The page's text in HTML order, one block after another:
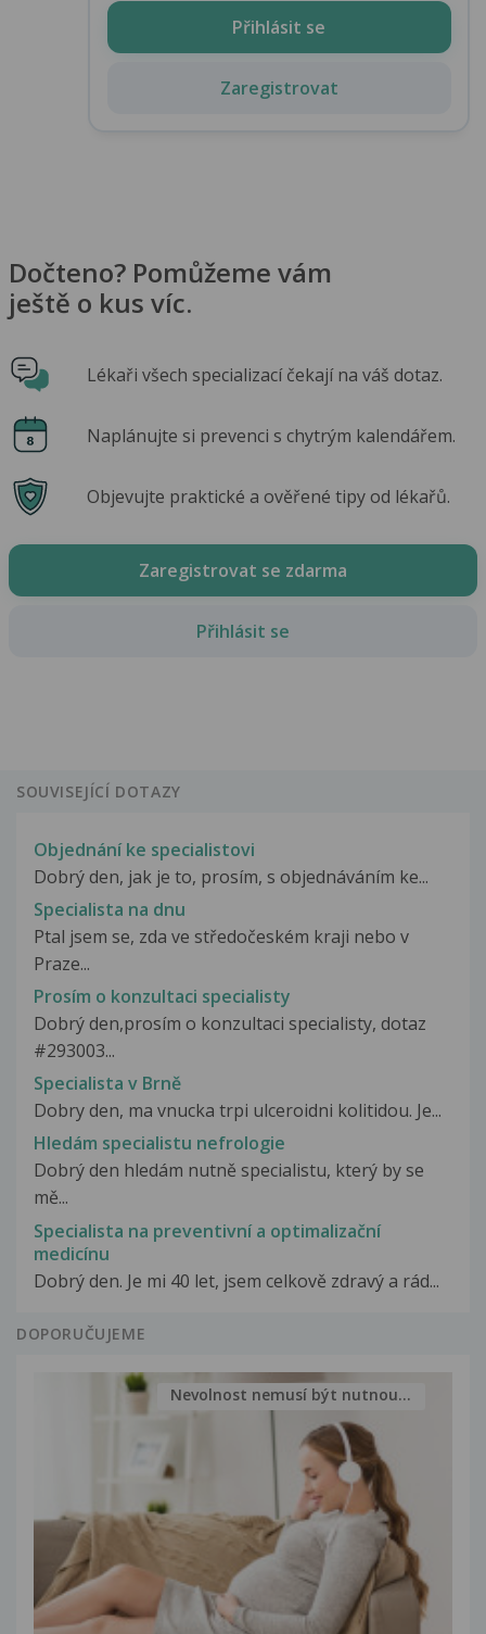
Přihlásit se
Zaregistrovat
Dočteno? Pomůžeme vám
ještě o kus víc.
Lékaři všech specializací čekají na váš dotaz.
Naplánujte si prevenci s chytrým kalendářem.
Objevujte praktické a ověřené tipy od lékařů.
Zaregistrovat se zdarma
Přihlásit se
SOUVISEJÍCÍ DOTAZY
Objednání ke specialistovi
Dobrý den, jak je to, prosím, s objednáváním ke...
Specialista na dnu
Ptal jsem se, zda ve středočeském kraji nebo v
Praze...
Prosím o konzultaci specialisty
Dobrý den,prosím o konzultaci specialisty, dotaz
#293003...
Specialista v Brně
Dobry den, ma vnucka trpi ulceroidni kolitidou. Je...
Hledám specialistu nefrologie
Dobrý den hledám nutně specialistu, který by se
mě...
Specialista na preventivní a optimalizační
medicínu
Dobrý den. Je mi 40 let, jsem celkově zdravý a rád...
DOPORUČUJEME
Nevolnost nemusí být nutnou...